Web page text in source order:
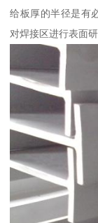
给板厚的半径是有
对焊接区进行表面研